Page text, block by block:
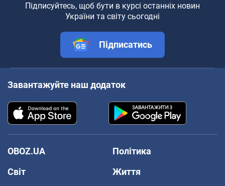
Підписуйтесь, щоб бути в курсі останніх новин
України та світу сьогодні
Підписатись
Завантажуйте наш додаток
OBOZ.UA
Політика
Світ
Життя